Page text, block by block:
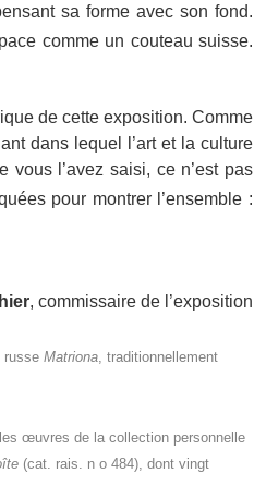
sa forme avec son fond.
comme un couteau suisse.
de cette exposition. Comme
dans lequel l’art et la culture
vous l’avez saisi, ce n’est pas
pour montrer l’ensemble :
, commissaire de l’exposition
russe Matriona , traditionnellement
œuvres de la collection personnelle
(cat. rais. n o 484), dont vingt